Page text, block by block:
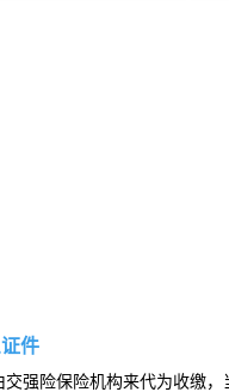
件
强险保险机构来代为收缴